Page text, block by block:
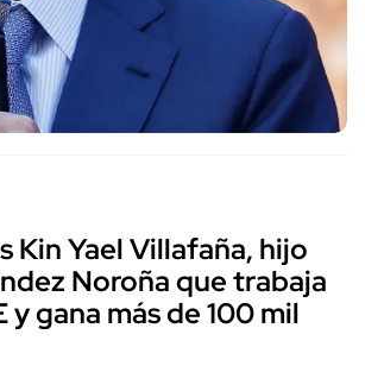
Kin Yael Villafaña, hijo
Noroña que trabaja
y gana más de 100 mil